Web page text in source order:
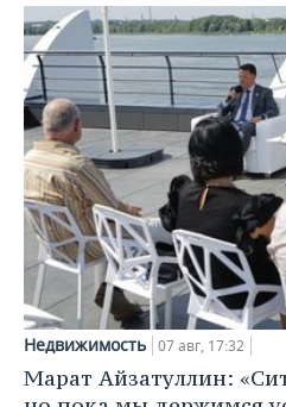
Недвижимость 07 авг, 17:32
Марат Айзатуллин: